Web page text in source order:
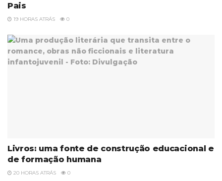
Pais
19 HORAS ATRÁS 0
Livros: uma fonte de construção educacional e
de formação humana
20 HORAS ATRÁS 0